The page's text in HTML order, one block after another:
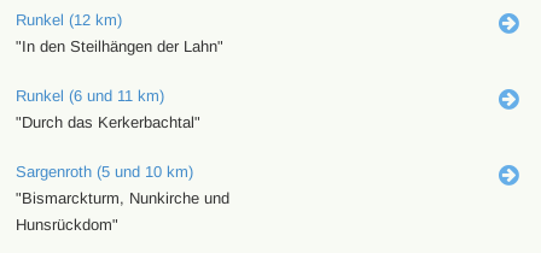
Runkel (12 km)
"In den Steilhängen der Lahn"
Runkel (6 und 11 km)
"Durch das Kerkerbachtal"
Sargenroth (5 und 10 km)
"Bismarckturm, Nunkirche und
Hunsrückdom"